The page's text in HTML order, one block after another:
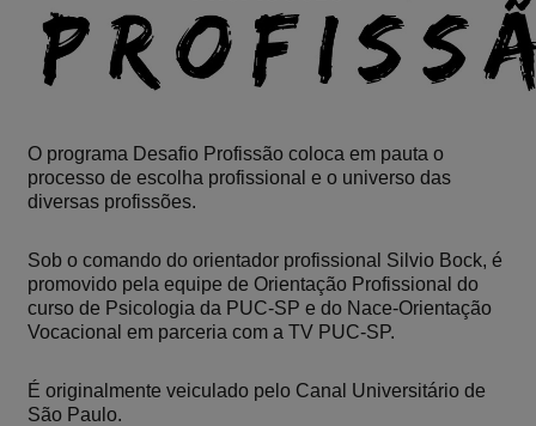
O programa Desafio Profissão coloca em pauta o
processo de escolha profissional e o universo das
diversas profissões.
Sob o comando do orientador profissional Silvio Bock, é
promovido pela equipe de Orientação Profissional do
curso de Psicologia da PUC-SP e do Nace-Orientação
Vocacional em parceria com a TV PUC-SP.
É originalmente veiculado pelo Canal Universitário de
São Paulo.